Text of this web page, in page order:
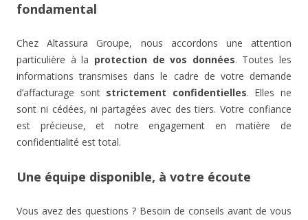
fondamental
Chez Altassura Groupe, nous accordons une attention
particulière à la protection de vos données. Toutes les
informations transmises dans le cadre de votre demande
d’affacturage sont strictement confidentielles. Elles ne
sont ni cédées, ni partagées avec des tiers. Votre confiance
est précieuse, et notre engagement en matière de
confidentialité est total.
Une équipe disponible, à votre écoute
Vous avez des questions ? Besoin de conseils avant de vous